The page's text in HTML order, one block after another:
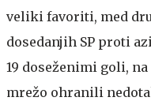
veliki favoriti, med
dosedanjih SP proti
19 doseženimi goli,
mrežo ohranili